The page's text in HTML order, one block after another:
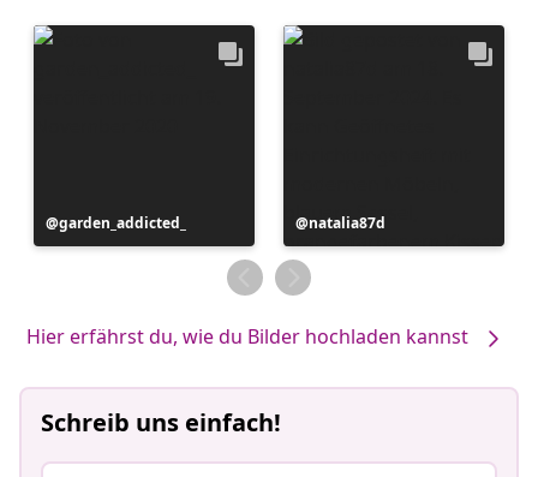
Beitrag
veröffentlicht
garden_addicted_
Beitrag
veröffentlicht
von
natalia87d
Hier erfährst du, wie du Bilder hochladen kannst
Schreib uns einfach!